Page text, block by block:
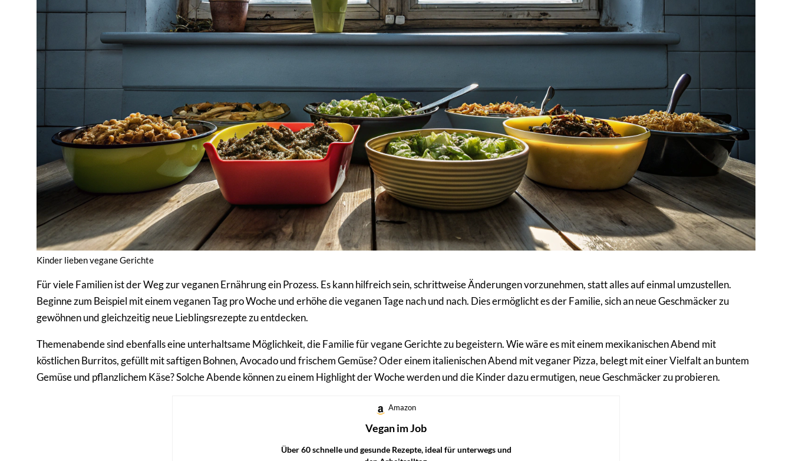
Kinder lieben vegane Gerichte
Für viele Familien ist der Weg zur veganen Ernährung ein Prozess. Es kann hilfreich sein, schrittweise Änderungen vorzunehmen, statt alles auf einmal umzustellen.
Beginne zum Beispiel mit einem veganen Tag pro Woche und erhöhe die veganen Tage nach und nach. Dies ermöglicht es der Familie, sich an neue Geschmäcker zu
gewöhnen und gleichzeitig neue Lieblingsrezepte zu entdecken.
Themenabende sind ebenfalls eine unterhaltsame Möglichkeit, die Familie für vegane Gerichte zu begeistern. Wie wäre es mit einem mexikanischen Abend mit
köstlichen Burritos, gefüllt mit saftigen Bohnen, Avocado und frischem Gemüse? Oder einem italienischen Abend mit veganer Pizza, belegt mit einer Vielfalt an buntem
Gemüse und pflanzlichem Käse? Solche Abende können zu einem Highlight der Woche werden und die Kinder dazu ermutigen, neue Geschmäcker zu probieren.
Amazon
Vegan im Job
Über 60 schnelle und gesunde Rezepte, ideal für unterwegs und